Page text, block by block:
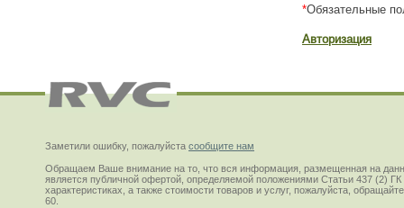
*Обязательные
Авторизация
Заметили ошибку, пожалуйста сообщите нам
Обращаем Ваше внимание на то, что вся информация, размещенная на
является публичной офертой, определяемой положениями Статьи 437 (2)
характеристиках, а также стоимости товаров и услуг, пожалуйста,
60.